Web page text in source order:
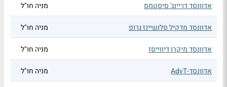
אדוונסד דריינג' סיסטמס מניה חו"ל
אדוונסד מדקיל סלושיינז גרופ מניה חו"ל
אדוונסד מיקרו דיווייסז מניה חו"ל
אדוונסד-AdvT מניה חו"ל